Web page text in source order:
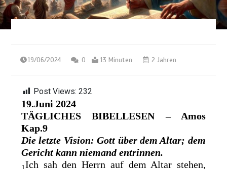
19/06/2024 0 13 Minuten 2 Jahren
Post Views: 232
19.Juni 2024
TÄGLICHES BIBELLESEN
– Amos
Kap.9
Die letzte Vision: Gott über dem Altar; dem
Gericht kann niemand entrinnen.
Ich sah den Herrn auf dem Altar stehen,